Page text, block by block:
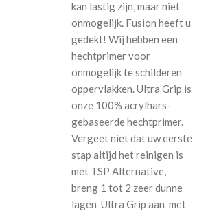
kan lastig zijn, maar niet
onmogelijk. Fusion heeft u
gedekt! Wij hebben een
hechtprimer voor
onmogelijk te schilderen
oppervlakken. Ultra Grip is
onze 100% acrylhars-
gebaseerde hechtprimer.
Vergeet niet dat uw eerste
stap altijd het reinigen is
met TSP Alternative,
breng 1 tot 2 zeer dunne
lagen Ultra Grip aan met